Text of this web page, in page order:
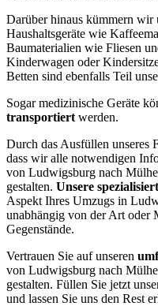
Darüber hinaus kümmern wir
Haushaltsgeräte wie
Baumaterialien wie Fliesen
Kinderwagen oder
Betten sind ebenfalls Teil
Sogar medizinische Geräte
transportiert werden.
Durch das Ausfüllen unseres
dass wir alle notwendigen
von Ludwigsburg nach
gestalten. Unsere
Aspekt Ihres Umzugs in
unabhängig von der Art oder
Gegenstände.
Vertrauen Sie auf unseren
von Ludwigsburg nach
gestalten. Füllen Sie jetzt
und lassen Sie uns den Rest